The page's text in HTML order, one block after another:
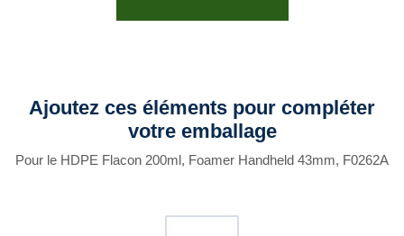
Ajoutez ces éléments pour compléter
votre emballage
Pour le HDPE Flacon 200ml, Foamer Handheld 43mm, F0262A